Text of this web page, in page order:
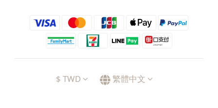
$ TWD 繁體中文